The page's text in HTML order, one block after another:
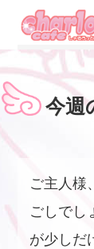
今週
ご主人様
ごしでし
が少しだ